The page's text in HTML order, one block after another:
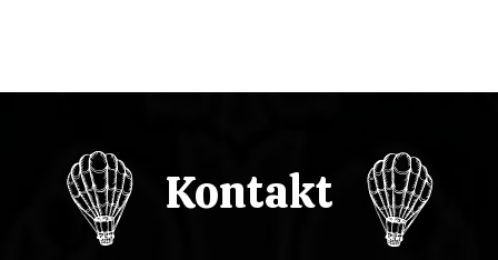
i
Kontakt